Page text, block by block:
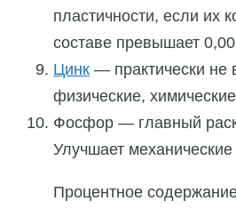
пластичности, если их
составе превышает
Цинк — практически не
физические,
Фосфор — главный
Улучшает механические
Процентное